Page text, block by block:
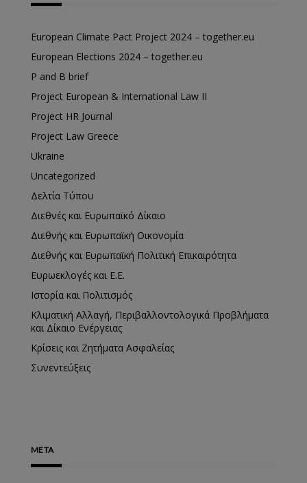
European Climate Pact Project 2024 – together.eu
European Elections 2024 – together.eu
P and B brief
Project European & International Law II
Project HR Journal
Project Law Greece
Ukraine
Uncategorized
Δελτία Τύπου
Διεθνές και Ευρωπαϊκό Δίκαιο
Διεθνής και Ευρωπαϊκή Οικονομία
Διεθνής και Ευρωπαϊκή Πολιτική Επικαιρότητα
Ευρωεκλογές και Ε.Ε.
Ιστορία και Πολιτισμός
Κλιματική Αλλαγή, Περιβαλλοντολογικά Προβλήματα
και Δίκαιο Ενέργειας
Κρίσεις και Ζητήματα Ασφαλείας
Συνεντεύξεις
META